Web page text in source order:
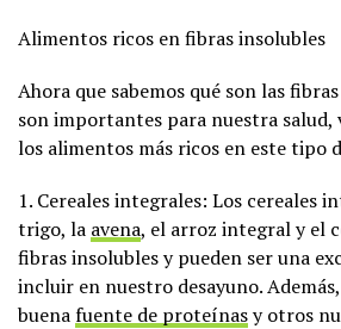
Alimentos ricos en fibras insolubles
Ahora que sabemos qué son las
son importantes para nuestra salud,
los alimentos más ricos en este tipo
1. Cereales integrales: Los cereales
trigo, la avena, el arroz integral y el
fibras insolubles y pueden ser una
incluir en nuestro desayuno.
buenafuente de proteínasy otros